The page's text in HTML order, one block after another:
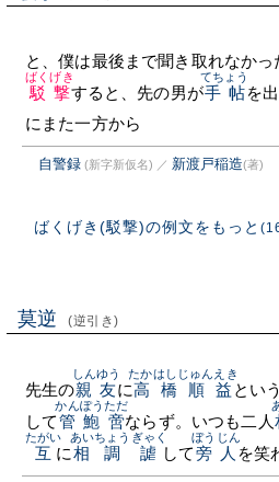
と、僕は最後まで聞き取れなか
駁撃
ばくげき
すると、先の男が手帖
てちょう
を
にまた一方から
自警録 (新字新仮名) ／ 新渡戸稲造(著)
ばくげき(駁撃)の例文をもっと
莫逆 (逆引き)
先生の親友
しんゆう
に高橋順益
たかはしじゅんえき
という
して管鮑
かんぽう
啻
ただ
ならず。いつも二人
互
たがい
に相
あい
調謔
ちょうぎゃく
して旁人
ぼうじん
を笑